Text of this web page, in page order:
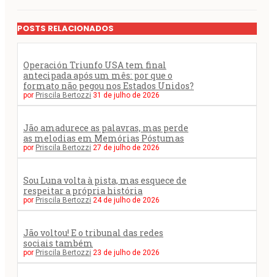
POSTS RELACIONADOS
Operación Triunfo USA tem final
antecipada após um mês: por que o
formato não pegou nos Estados Unidos?
por Priscila Bertozzi 31 de julho de 2026
Jão amadurece as palavras, mas perde
as melodias em Memórias Póstumas
por Priscila Bertozzi 27 de julho de 2026
Sou Luna volta à pista, mas esquece de
respeitar a própria história
por Priscila Bertozzi 24 de julho de 2026
Jão voltou! E o tribunal das redes
sociais também
por Priscila Bertozzi 23 de julho de 2026